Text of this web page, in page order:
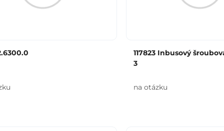
117823 Inbusový
3
na otázku